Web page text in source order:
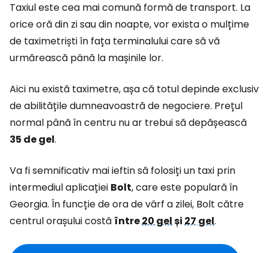
Taxiul este cea mai comună formă de transport. La
orice oră din zi sau din noapte, vor exista o mulțime
de taximetriști în fața terminalului care să vă
urmărească până la mașinile lor.
Aici nu există taximetre, așa că totul depinde exclusiv
de abilitățile dumneavoastră de negociere. Prețul
normal până în centru nu ar trebui să depășească
35 de gel.
Va fi semnificativ mai ieftin să folosiți un taxi prin
intermediul aplicației Bolt, care este populară în
Georgia. În funcție de ora de vârf a zilei, Bolt către
centrul orașului costă între20 gelși27 gel.